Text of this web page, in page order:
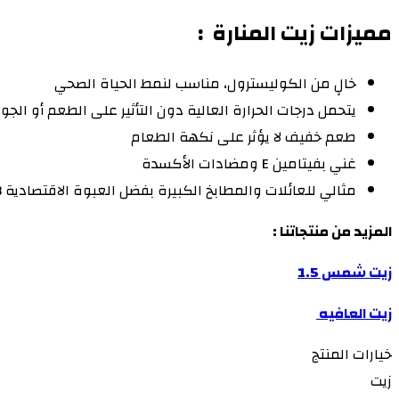
مميزاتزيت المنارة :
خالٍ من الكوليسترول، مناسب لنمط الحياة الصحي
يتحمل درجات الحرارة العالية دون التأثير على الطعم أو
طعم خفيف لا يؤثر على نكهة الطعام
غني بفيتامين E ومضادات الأكسدة
مثالي للعائلات والمطابخ الكبيرة بفضل العبوة الاقتصادية 3 لتر
المزيد من منتجاتنا :
زيت شمس 1.5
زيت العافيه
خيارات المنتج
زيت